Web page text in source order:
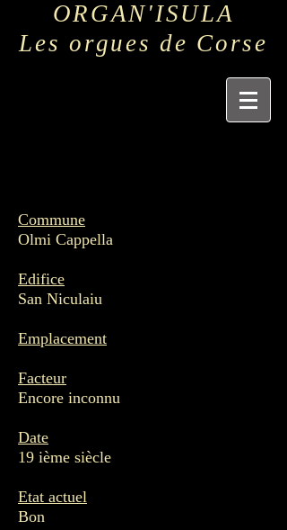
ORGAN'ISULA
Les orgues de Corse
Commune
Olmi Cappella
Edifice
San Niculaiu
Emplacement
Facteur
Encore inconnu
Date
19 ième siècle
Etat actuel
Bon